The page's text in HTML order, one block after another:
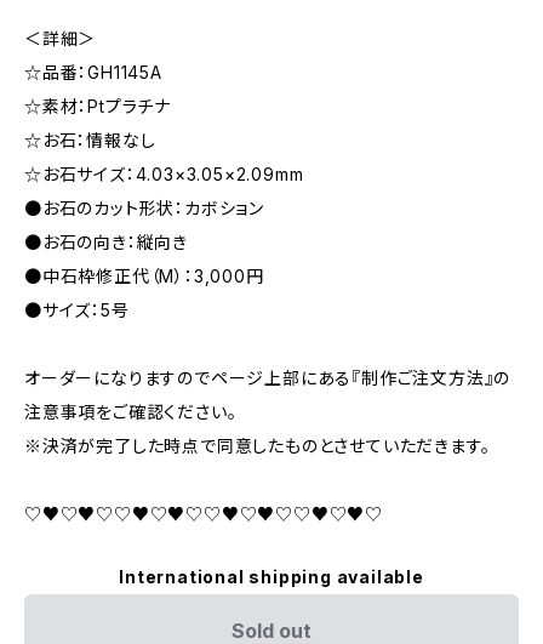
＜詳細＞
☆品番：GH1145A
☆素材：Ptプラチナ
☆お石：情報なし
☆お石サイズ：4.03×3.05×2.09mm
●お石のカット形状：カボション
●お石の向き：縦向き
●中石枠修正代（M）：3,000円
●サイズ：5号
オーダーになりますのでページ上部にある『制作ご注文方法』の
注意事項をご確認ください。
※決済が完了した時点で同意したものとさせていただきます。
♡♥♡♥♡♡♥♡♥♡♡♥♡♥♡♡♥♡♥♡
International shipping available
Sold out